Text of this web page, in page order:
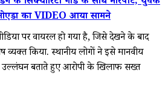
का VIDEO आया सामने
पर वायरल हो गया है, जिसे देखने के बाद
किया. स्थानीय लोगों ने इसे मानवीय
उल्लंघन बताते हुए आरोपी के खिलाफ सख्त